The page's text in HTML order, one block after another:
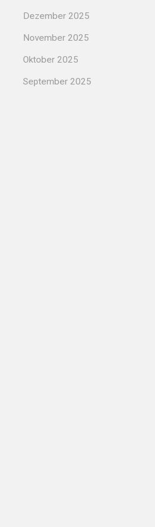
Dezember 2025
November 2025
Oktober 2025
September 2025